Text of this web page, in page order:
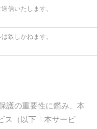
信いたします。
致しかねます。
護の重要性に鑑み、本
ス（以下「本サービ